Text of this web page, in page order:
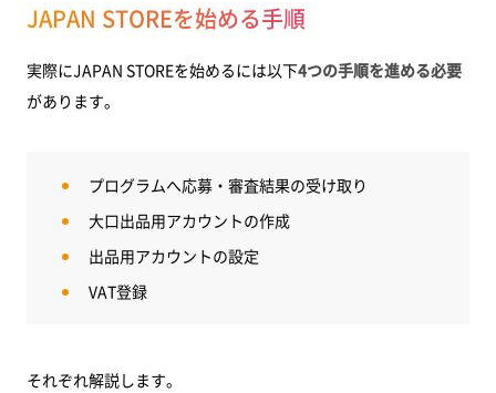
JAPAN STOREを始める手順
実際にJAPAN STOREを始めるには以下4つの手順を進める必要
があります。
プログラムへ応募・審査結果の受け取り
大口出品用アカウントの作成
出品用アカウントの設定
VAT登録
それぞれ解説します。